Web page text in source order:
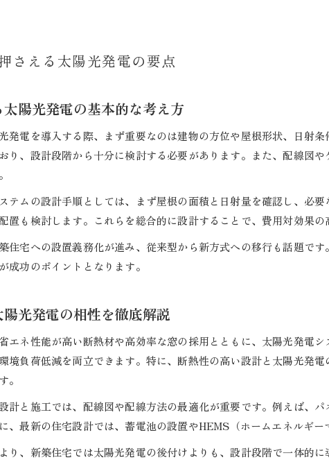
住宅設計段階で考える太陽光
配線図と設計手順から学ぶ太陽光
太陽光発電設計手順を住宅設
太陽光発電の配線方法と住宅
住宅設計における太陽光発電
住宅設計段階で後付けデメリ
太陽光パネル後付けによる追
後付けを避けるための住宅設
設計段階で考える太陽光発電の費
住宅設計で抑える太陽光発電
さえる太陽光発電の要点
陽光発電の基本的な考え方
発電を導入する際、まず重要なのは建物の方位や屋根形状、日射
り、設計段階から十分に検討する必要があります。また、配線図
テムの設計手順としては、まず屋根の面積と日射量を確認し、必
置も検討します。これらを総合的に設計することで、費用対効果の
住宅への設置義務化が進み、従来型から新方式への移行も話題で
成功のポイントとなります。
光発電の相性を徹底解説
エネ性能が高い断熱材や高効率な窓の採用とともに、太陽光発電
境負荷低減を両立できます。特に、断熱性の高い設計と太陽光発
。
計と施工では、配線図や配線方法の最適化が重要です。例えば、
、最新の住宅設計では、蓄電池の設置やHEMS（ホームエネルギ
り、新築住宅では太陽光発電の後付けよりも、設計段階で一体的